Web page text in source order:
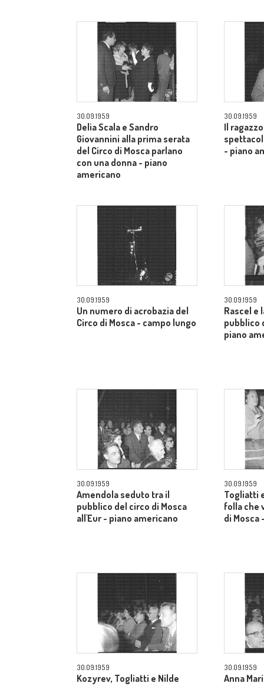
30.09.1959
Delia Scala e Sandro
Giovannini alla prima serata
del Circo di Mosca parlano
con una donna - piano
americano
30.09.1959
Il
- piano
30.09.1959
Un numero di acrobazia del
Circo di Mosca - campo lungo
30.09.1959
Rascel e
pubblico
piano
30.09.1959
Amendola seduto tra il
pubblico del circo di Mosca
all'Eur - piano americano
30.09.1959
Togliatti
folla che
di Mosca
30.09.1959
Kozyrev, Togliatti e Nilde
30.09.1959
Anna